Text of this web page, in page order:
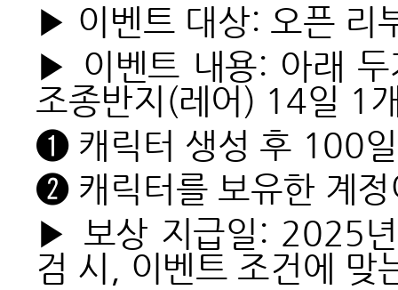
▶ 이벤트 대상: 오픈 리
▶ 이벤트 내용: 아래 두
조종반지(레어) 14일 1
➊캐릭터 생성 후 100
➋캐릭터를 보유한 계
▶ 보상 지급일: 2025
검 시, 이벤트 조건에 맞